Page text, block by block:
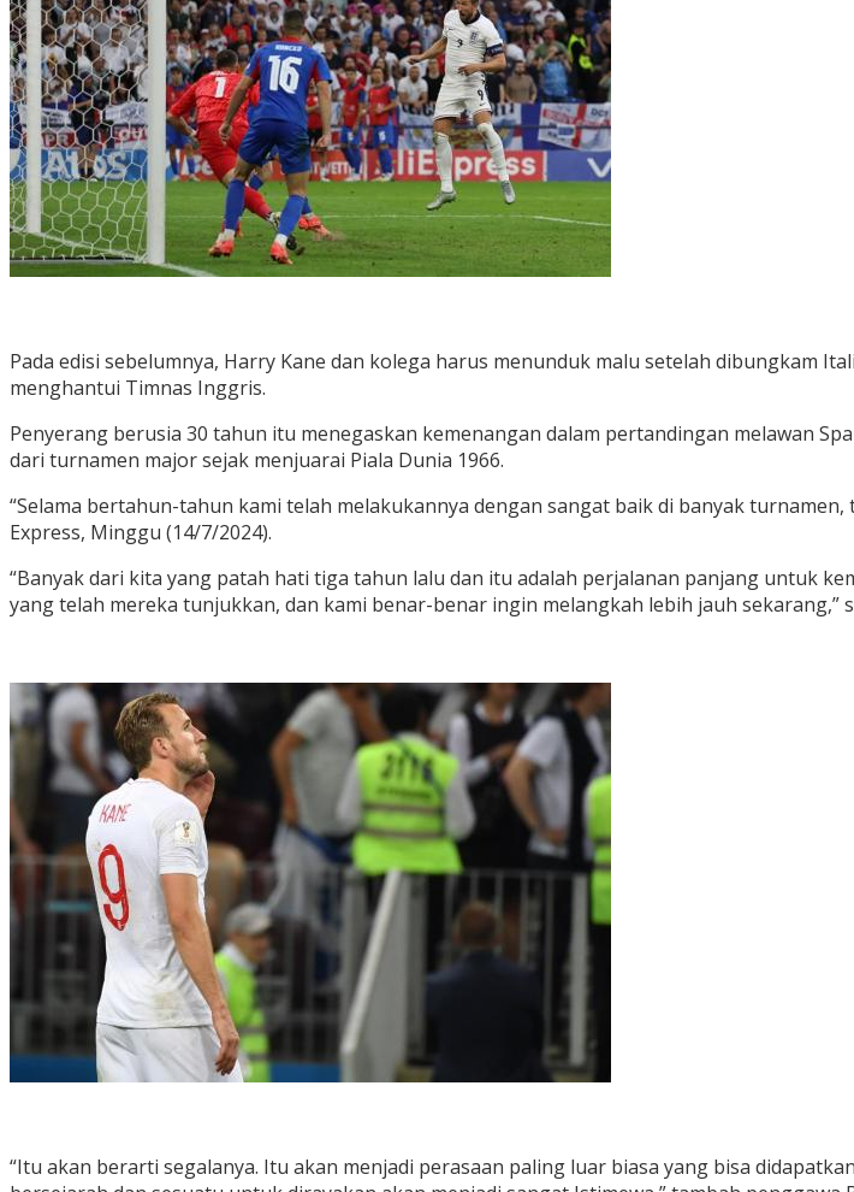
Pada edisi sebelumnya, Harry Kane dan kolega harus menunduk malu setelah dibungkam
menghantui Timnas Inggris.
Penyerang berusia 30 tahun itu menegaskan kemenangan dalam pertandingan melawan
dari turnamen major sejak menjuarai Piala Dunia 1966.
“Selama bertahun-tahun kami telah melakukannya dengan sangat baik di banyak
Express, Minggu (14/7/2024).
“Banyak dari kita yang patah hati tiga tahun lalu dan itu adalah perjalanan panjang untuk
yang telah mereka tunjukkan, dan kami benar-benar ingin melangkah lebih jauh sekarang,”
“Itu akan berarti segalanya. Itu akan menjadi perasaan paling luar biasa yang bisa